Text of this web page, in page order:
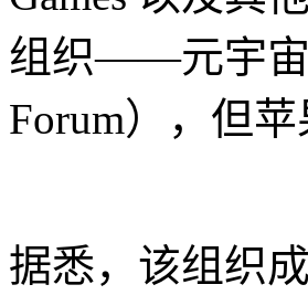
组织——元宇宙
Forum），但苹
据悉，该组织